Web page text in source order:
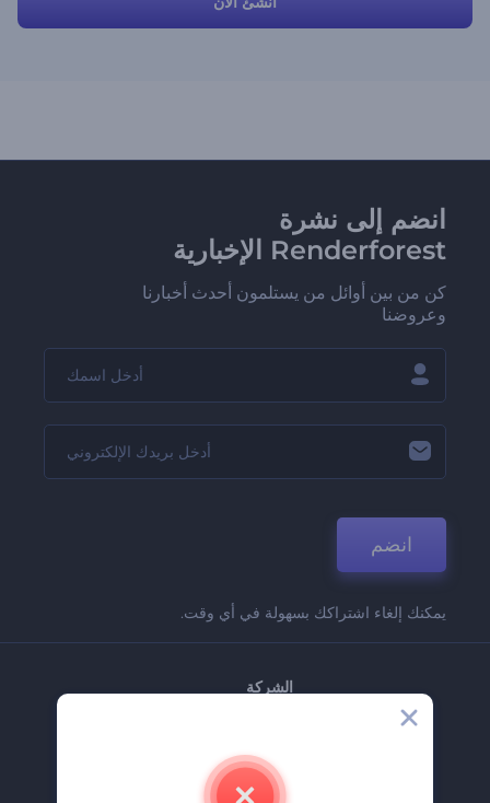
انضم إلى نشرة
Renderforest الإخبارية
كن من بين أوائل من يستلمون أحدث أخبارنا
وعروضنا
انضم
يمكنك إلغاء اشتراكك بسهولة في أي وقت.
الشركة
اتصل بنا
وظائف